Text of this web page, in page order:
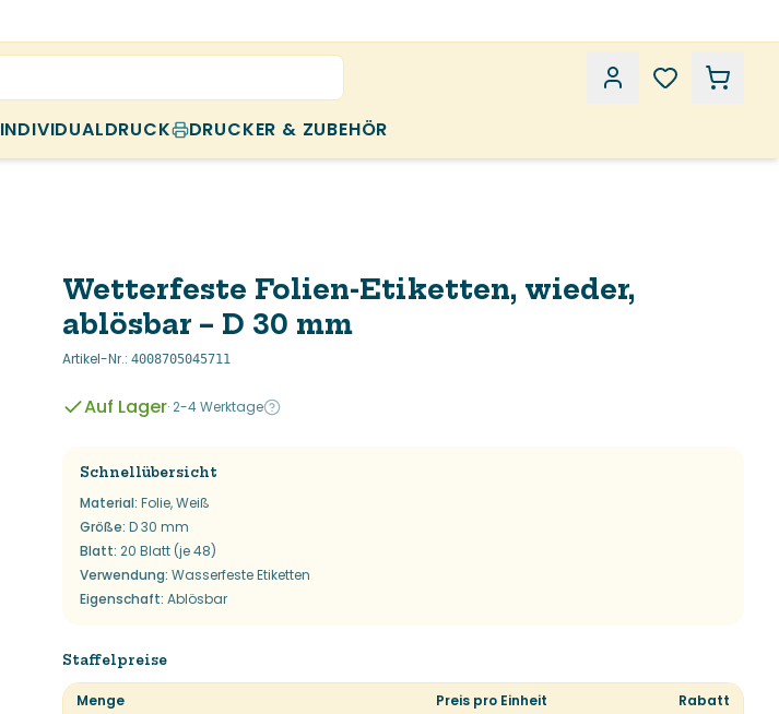
INDIVIDUALDRUCK DRUCKER & ZUBEHÖR
Wetterfeste Folien-Etiketten, wieder,
ablösbar – D 30 mm
Artikel-Nr.: 4008705045711
Auf Lager· 2-4 Werktage
Schnellübersicht
Material: Folie, Weiß
Größe: D 30 mm
Blatt: 20 Blatt (je 48)
Verwendung: Wasserfeste Etiketten
Eigenschaft: Ablösbar
Staffelpreise
Menge Preis pro Einheit
Rabatt